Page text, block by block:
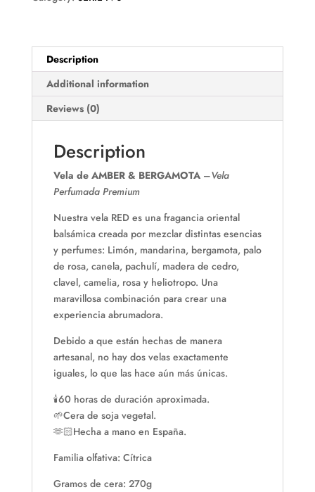
Description
Additional information
Reviews (0)
Description
Vela de AMBER & BERGAMOTA–Vela
Perfumada Premium
Nuestra vela RED es una fragancia oriental
balsámica creada por mezclar distintas esencias
y perfumes: Limón, mandarina, bergamota, palo
de rosa, canela, pachulí, madera de cedro,
clavel, camelia, rosa y heliotropo. Una
maravillosa combinación para crear una
experiencia abrumadora.
Debido a que están hechas de manera
artesanal, no hay dos velas exactamente
iguales, lo que las hace aún más únicas.
🕯️60 horas de duración aproximada.
🌱Cera de soja vegetal.
🫶🏻Hecha a mano en España.
Familia olfativa: Cítrica
Gramos de cera: 270g